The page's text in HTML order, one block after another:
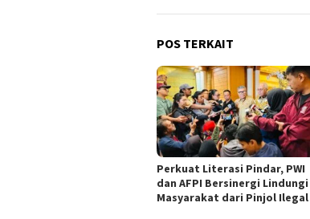
POS TERKAIT
Perkuat Literasi Pindar, PWI
dan AFPI Bersinergi Lindungi
Masyarakat dari Pinjol Ilegal